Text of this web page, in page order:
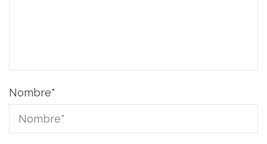
Nombre*